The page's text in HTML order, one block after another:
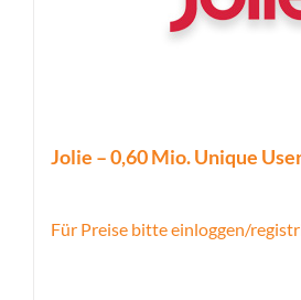
Jolie – 0,60 Mio. Unique
Für Preise bitte einloggen/